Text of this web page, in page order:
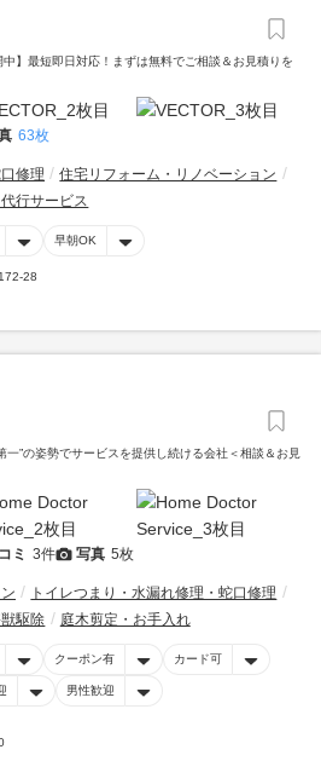
中】最短即日対応！まずは無料でご相談＆お見積りを
63枚
修理
住宅リフォーム・リノベーション
行サービス
早朝OK
28
一”の姿勢でサービスを提供し続ける会社＜相談＆お見
ミ 3件 写真 5枚
トイレつまり・水漏れ修理・蛇口修理
駆除 庭木剪定・お手入れ
クーポン有 カード可
男性歓迎